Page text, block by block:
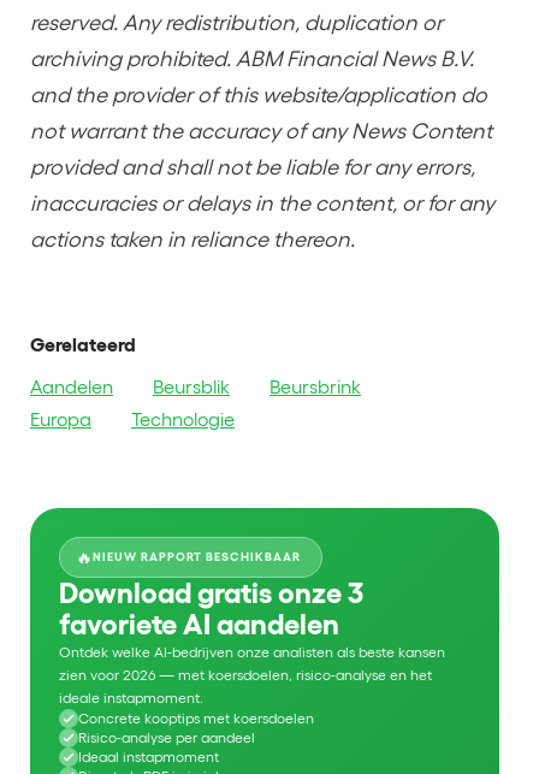
reserved. Any redistribution, duplication or
archiving prohibited. ABM Financial News B.V.
and the provider of this website/application do
not warrant the accuracy of any News Content
provided and shall not be liable for any errors,
inaccuracies or delays in the content, or for any
actions taken in reliance thereon.
Gerelateerd
Aandelen
Beursblik
Beursbrink
Europa
Technologie
🔥NIEUW RAPPORT BESCHIKBAAR
Download gratis onze 3
favoriete AI aandelen
Ontdek welke AI-bedrijven onze analisten als beste kansen
zien voor 2026 — met koersdoelen, risico-analyse en het
ideale instapmoment.
Concrete kooptips met koersdoelen
Risico-analyse per aandeel
Ideaal instapmoment